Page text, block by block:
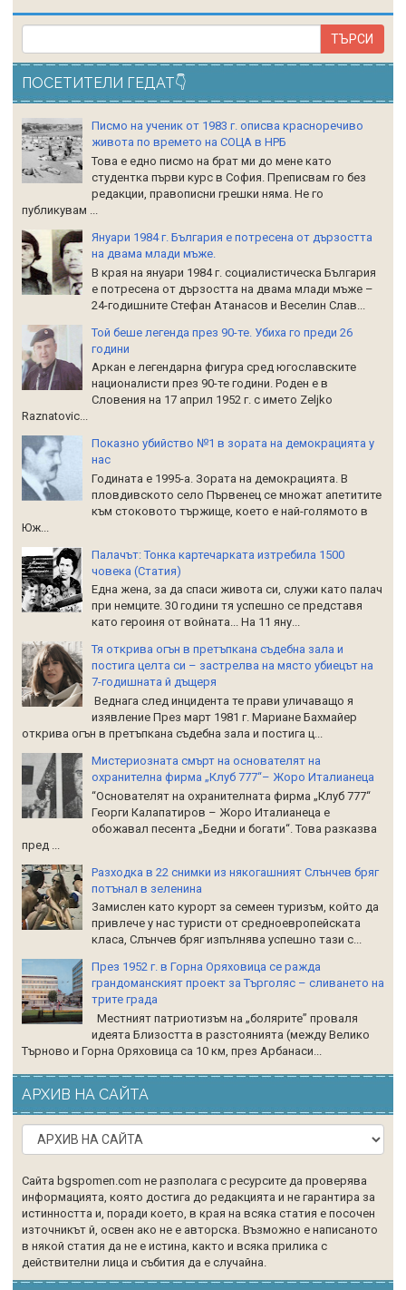
ПОСЕТИТЕЛИ ГЕДАТ👇
Писмо на ученик от 1983 г. описва красноречиво
живота по времето на СОЦА в НРБ
Това е едно писмо на брат ми до мене като
студентка първи курс в София. Преписвам го без
редакции, правописни грешки няма. Не го
публикувам ...
Януари 1984 г. България е потресена от дързостта
на двама млади мъже.
В края на януари 1984 г. социалистическа България
е потресена от дързостта на двама млади мъже –
24-годишните Стефан Атанасов и Веселин Слав...
Той беше легенда през 90-те. Убиха го преди 26
години
Аркан е легендарна фигура сред югославските
националисти през 90-те години. Роден е в
Словения на 17 април 1952 г. с името Zeljko
Raznatoviс...
Показно убийство №1 в зората на демокрацията у
нас
Годината е 1995-а. Зората на демокрацията. В
пловдивското село Първенец се множат апетитите
към стоковото тържище, което е най-голямото в
Юж...
Палачът: Тонка картечарката изтребила 1500
човека (Статия)
Една жена, за да спаси живота си, служи като палач
при немците. 30 години тя успешно се представя
като героиня от войната... На 11 яну...
Тя открива огън в претъпкана съдебна зала и
постига целта си – застрелва на място убиецът на
7-годишната й дъщеря
Веднага след инцидента те прави уличаващо я
изявление През март 1981 г. Мариане Бахмайер
открива огън в претъпкана съдебна зала и постига ц...
Мистериозната смърт на основателят на
охранителна фирма „Клуб 777“– Жоро Италианеца
“Основателят на охранителната фирма „Клуб 777“
Георги Калапатиров – Жоро Италианеца е
обожавал песента „Бедни и богати“. Това разказва
пред ...
Разходка в 22 снимки из някогашният Слънчев бряг
потънал в зеленина
Замислен като курорт за семеен туризъм, който да
привлече у нас туристи от средноевропейската
класа, Слънчев бряг изпълнява успешно тази с...
През 1952 г. в Горна Оряховица се ражда
грандоманският проект за Търголяс – сливането на
трите града
Местният патриотизъм на „болярите” проваля
идеята Близостта в разстоянията (между Велико
Търново и Горна Оряховица са 10 км, през Арбанаси...
АРХИВ НА САЙТА
Сайта bgspomen.com не разполага с ресурсите да проверява
информацията, която достига до редакцията и не гарантира за
истинността и, поради което, в края на всяка статия е посочен
източникът й, освен ако не е авторска. Възможно е написаното
в някой статия да не е истина, както и всяка прилика с
действителни лица и събития да е случайна.